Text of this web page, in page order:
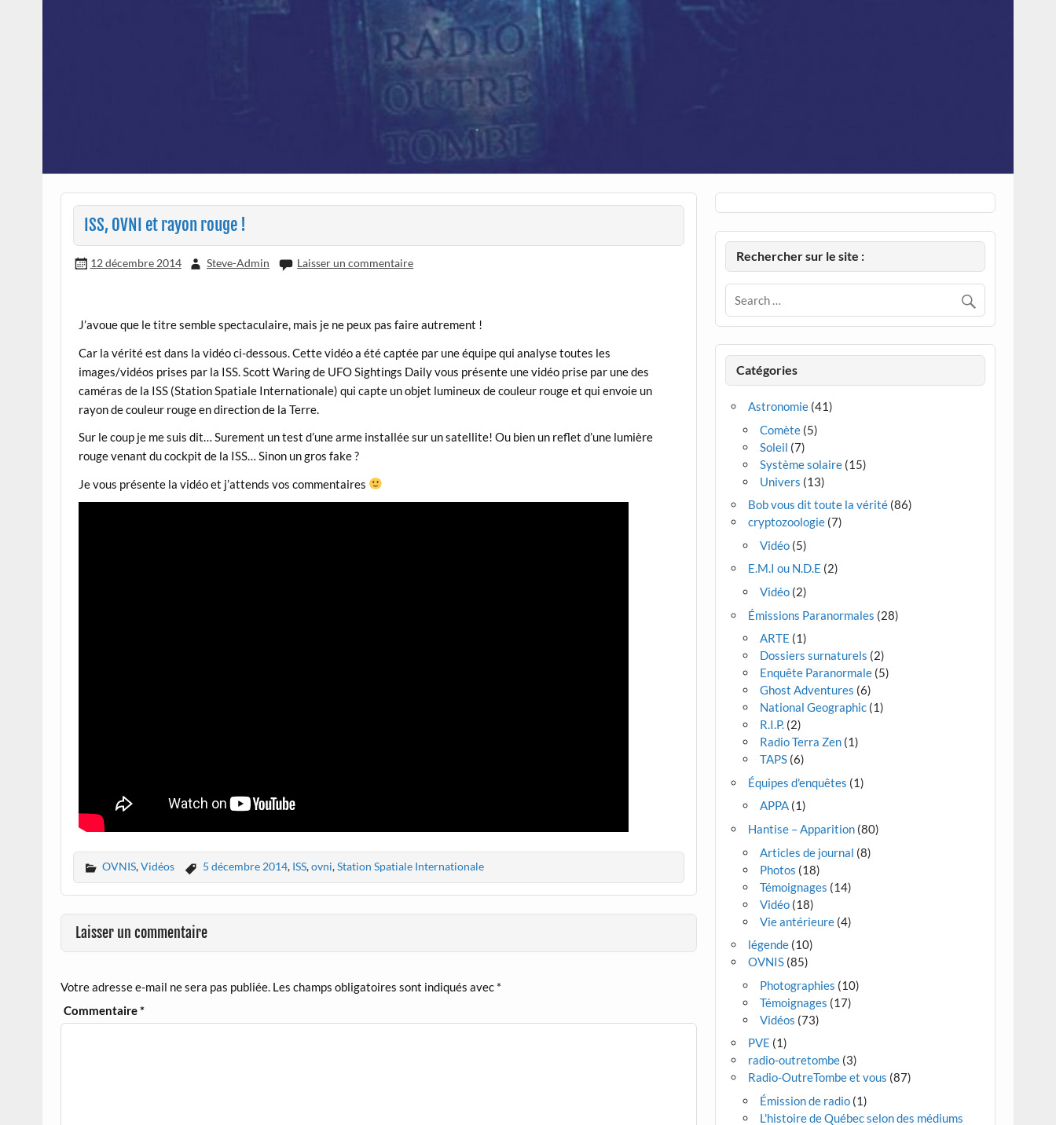
ISS, OVNI et rayon rouge !
12 décembre 2014 Steve-Admin Laisser un commentaire
J’avoue que le titre semble spectaculaire, mais je ne peux pas faire autrement !
Car la vérité est dans la vidéo ci-dessous. Cette vidéo a été captée par une équipe qui analyse toutes les
images/vidéos prises par la ISS. Scott Waring de UFO Sightings Daily vous présente une vidéo prise par une des
caméras de la ISS (Station Spatiale Internationale) qui capte un objet lumineux de couleur rouge et qui envoie un
rayon de couleur rouge en direction de la Terre.
Sur le coup je me suis dit… Surement un test d’une arme installée sur un satellite! Ou bien un reflet d’une lumière
rouge venant du cockpit de la ISS… Sinon un gros fake ?
Je vous présente la vidéo et j’attends vos commentaires
OVNIS,Vidéos 5 décembre 2014, ISS,ovni,Station Spatiale Internationale
Laisser un commentaire
Votre adresse e-mail ne sera pas publiée. Les champs obligatoires sont indiqués avec *
Commentaire*
Rechercher sur le site :
Catégories
Astronomie (41)
Comète (5)
Soleil (7)
Système solaire (15)
Univers (13)
Bob vous dit toute la vérité (86)
cryptozoologie (7)
Vidéo (5)
E.M.I ou N.D.E (2)
Vidéo (2)
Émissions Paranormales (28)
ARTE (1)
Dossiers surnaturels (2)
Enquête Paranormale (5)
Ghost Adventures (6)
National Geographic (1)
R.I.P. (2)
Radio Terra Zen (1)
TAPS (6)
Équipes d'enquêtes (1)
APPA (1)
Hantise – Apparition (80)
Articles de journal (8)
Photos (18)
Témoignages (14)
Vidéo (18)
Vie antérieure (4)
légende (10)
OVNIS (85)
Photographies (10)
Témoignages (17)
Vidéos (73)
PVE (1)
radio-outretombe (3)
Radio-OutreTombe et vous (87)
Émission de radio (1)
L'histoire de Québec selon des médiums